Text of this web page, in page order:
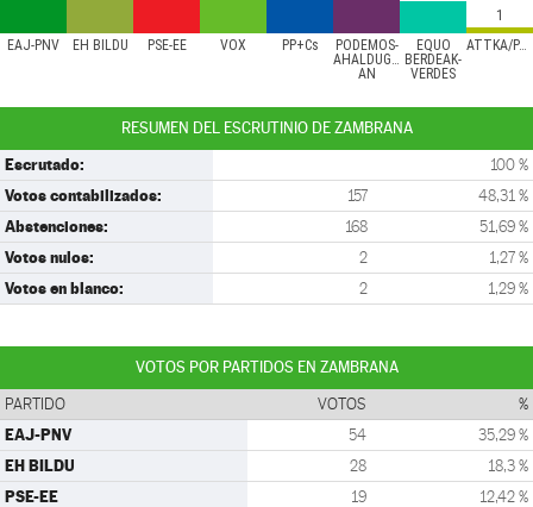
EAJ-PNV EH BILDU PSE-EE VOX PP+Cs
PODEMOS-
AHALDUGU/EZKER
AN
EQUO
BERDEAK-
VERDES
ATTKA/PACMA
1
RESUMEN DEL ESCRUTINIO DE ZAMBRANA
Escrutado: 100 %
Votos contabilizados: 157 48,31 %
Abstenciones: 168 51,69 %
Votos nulos: 2 1,27 %
Votos en blanco: 2 1,29 %
VOTOS POR PARTIDOS EN ZAMBRANA
PARTIDO VOTOS %
EAJ-PNV 54 35,29 %
EH BILDU 28 18,3 %
PSE-EE 19 12,42 %